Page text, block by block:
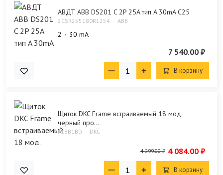
АВДТ ABB DS201 C 2P 25A тип A 30mA C25
2CSR255180R1254 ABB
2 30 mA
7 540.00 ₽
В корзину
Щиток DKC Frame встраиваемый 18 мод.
черный про...
F18B1BD DKC
4 299.00 ₽ 4 084.00 ₽
В корзину